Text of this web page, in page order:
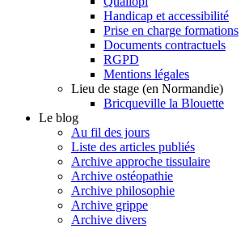
Handicap et accessibilité
Prise en charge formations
Documents contractuels
RGPD
Mentions légales
Lieu de stage (en Normandie)
Bricqueville la Blouette
Le blog
Au fil des jours
Liste des articles publiés
Archive approche tissulaire
Archive ostéopathie
Archive philosophie
Archive grippe
Archive divers